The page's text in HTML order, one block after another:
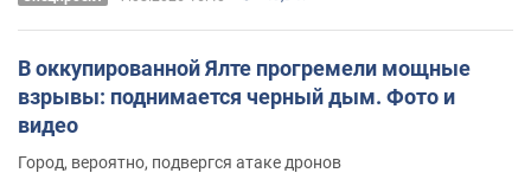
В оккупированной Ялте прогремели мощные
взрывы: поднимается черный дым. Фото и
видео
Город, вероятно, подвергся атаке дронов